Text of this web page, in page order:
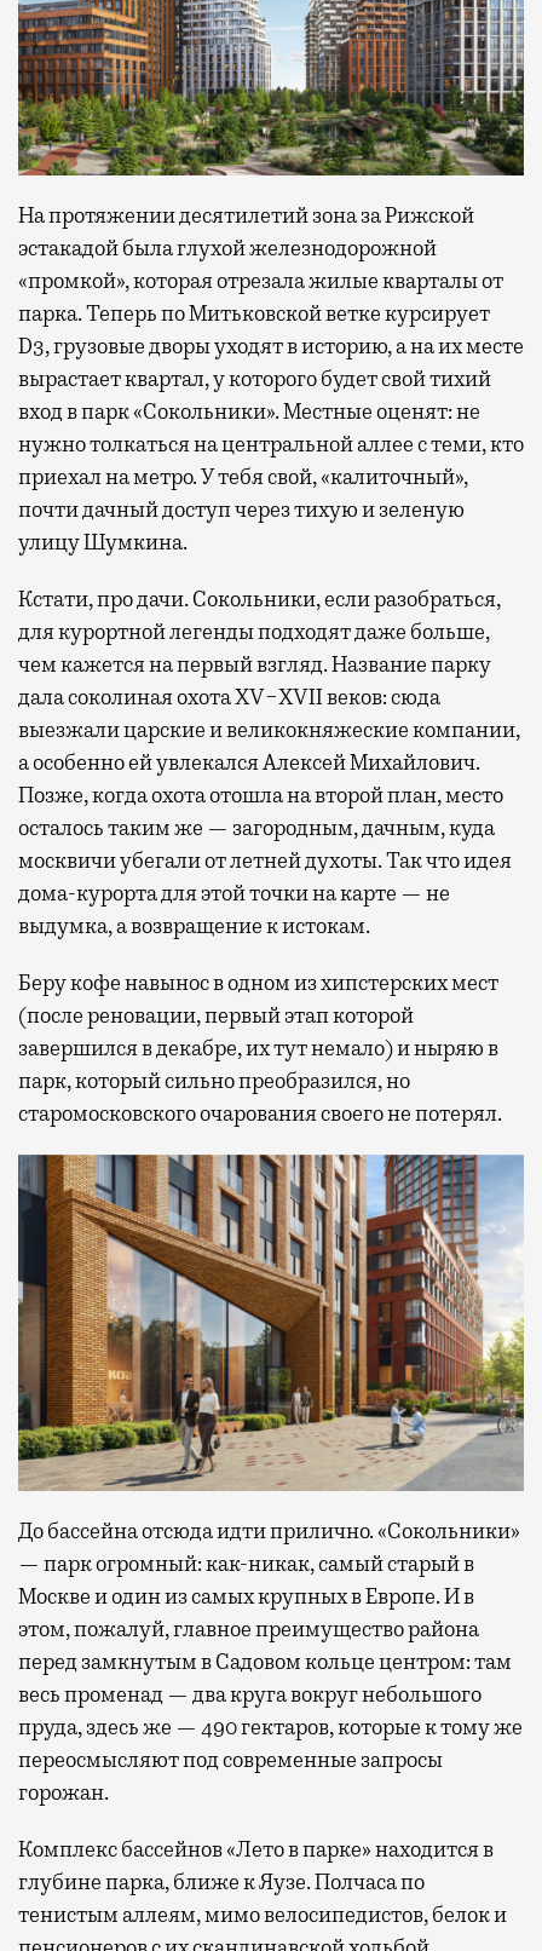
На протяжении десятилетий зона за Рижской
эстакадой была глухой железнодорожной
«промкой», которая отрезала жилые кварталы от
парка. Теперь по Митьковской ветке курсирует
D3, грузовые дворы уходят в историю, а на их месте
вырастает квартал, у которого будет свой тихий
вход в парк «Сокольники». Местные оценят: не
нужно толкаться на центральной аллее с теми, кто
приехал на метро. У тебя свой, «калиточный»,
почти дачный доступ через тихую и зеленую
улицу Шумкина.
Кстати, про дачи. Сокольники, если разобраться,
для курортной легенды подходят даже больше,
чем кажется на первый взгляд. Название парку
дала соколиная охота XV−XVII веков: сюда
выезжали царские и великокняжеские компании,
а особенно ей увлекался Алексей Михайлович.
Позже, когда охота отошла на второй план, место
осталось таким же — загородным, дачным, куда
москвичи убегали от летней духоты. Так что идея
дома-курорта для этой точки на карте — не
выдумка, а возвращение к истокам.
Беру кофе навынос в одном из хипстерских мест
(после реновации, первый этап которой
завершился в декабре, их тут немало) и ныряю в
парк, который сильно преобразился, но
старомосковского очарования своего не потерял.
До бассейна отсюда идти прилично. «Сокольники»
— парк огромный: как-никак, самый старый в
Москве и один из самых крупных в Европе. И в
этом, пожалуй, главное преимущество района
перед замкнутым в Садовом кольце центром: там
весь променад — два круга вокруг небольшого
пруда, здесь же — 490 гектаров, которые к тому же
переосмысляют под современные запросы
горожан.
Комплекс бассейнов «Лето в парке» находится в
глубине парка, ближе к Яузе. Полчаса по
тенистым аллеям, мимо велосипедистов, белок и